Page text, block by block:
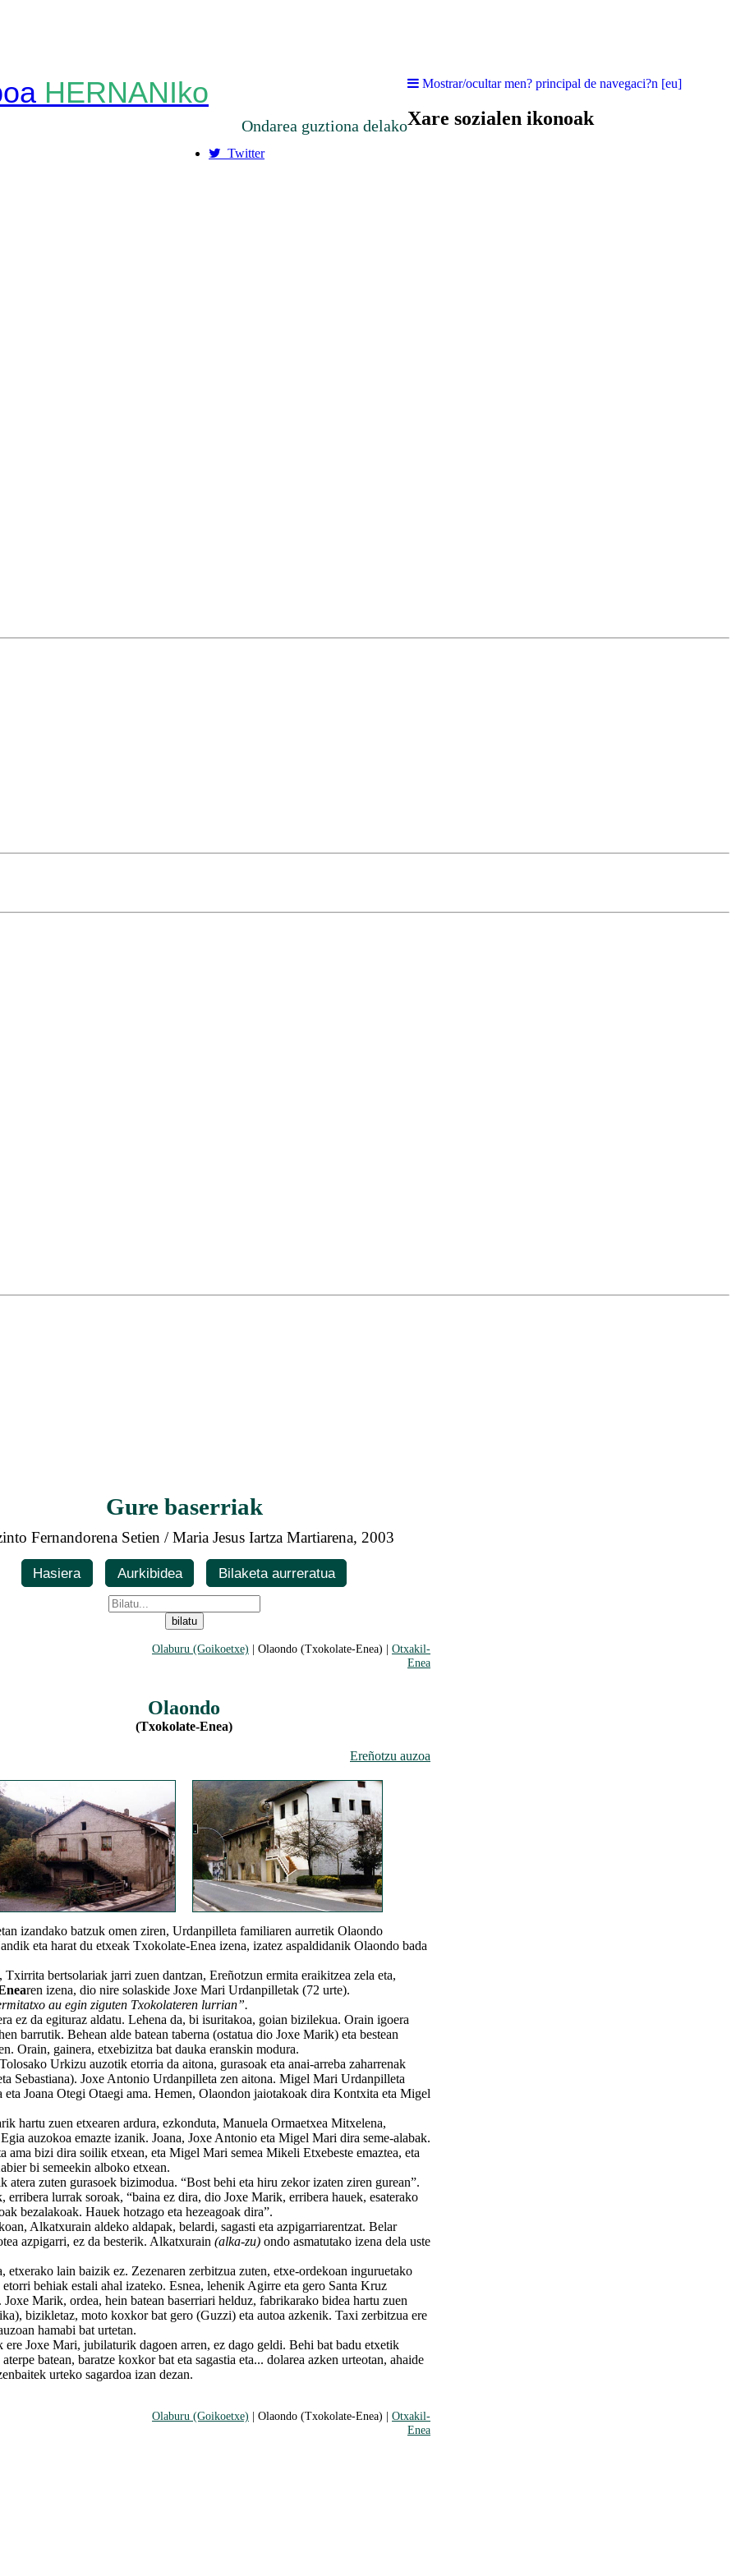
HERNANIko
Ondarea guztiona delako
Mostrar/ocultar men? principal de navegaci?n [eu]
Xare sozialen ikonoak
Twitter
Gure baserriak
Fernandorena Setien / Maria Jesus Iartza Martiarena, 2003
Hasiera Aurkibidea Bilaketa aurreratua
Olaburu (Goikoetxe) | Olaondo (Txokolate-Enea) | Otxakil-
Enea
Olaondo
(Txokolate-Enea)
Ereñotzu auzoa
izandako batzuk omen ziren, Urdanpilleta familiaren aurretik Olaondo
eta harat du etxeak Txokolate-Enea izena, izatez aspaldidanik Olaondo bada
bertsolariak jarri zuen dantzan, Ereñotzun ermita eraikitzea zela eta,
ren izena, dio nire solaskide Joxe Mari Urdanpilletak (72 urte).
au egin ziguten Txokolateren lurrian”.
da egituraz aldatu. Lehena da, bi isuritakoa, goian bizilekua. Orain igoera
barrutik. Behean alde batean taberna (ostatua dio Joxe Marik) eta bestean
Orain, gainera, etxebizitza bat dauka eranskin modura.
Urkizu auzotik etorria da aitona, gurasoak eta anai-arreba zaharrenak
Sebastiana). Joxe Antonio Urdanpilleta zen aitona. Migel Mari Urdanpilleta
eta Joana Otegi Otaegi ama. Hemen, Olaondon jaiotakoak dira Kontxita eta Migel
zuen etxearen ardura, ezkonduta, Manuela Ormaetxea Mitxelena,
auzokoa emazte izanik. Joana, Joxe Antonio eta Migel Mari dira seme-alabak.
ama bizi dira soilik etxean, eta Migel Mari semea Mikeli Etxebeste emaztea, eta
bi semeekin alboko etxean.
zuten gurasoek bizimodua. “Bost behi eta hiru zekor izaten ziren gurean”.
erribera lurrak soroak, “baina ez dira, dio Joxe Marik, erribera hauek, esaterako
bezalakoak. Hauek hotzago eta hezeagoak dira”.
Alkatxurain aldeko aldapak, belardi, sagasti eta azpigarriarentzat. Belar
azpigarri, ez da besterik. Alkatxurain (alka-zu) ondo asmatutako izena dela uste
lain baizik ez. Zezenaren zerbitzua zuten, etxe-ordekoan inguruetako
etorri behiak estali ahal izateko. Esnea, lehenik Agirre eta gero Santa Kruz
Joxe Marik, ordea, hein batean baserriari helduz, fabrikarako bidea hartu zuen
bizikletaz, moto koxkor bat gero (Guzzi) eta autoa azkenik. Taxi zerbitzua ere
hamabi bat urtetan.
Joxe Mari, jubilaturik dagoen arren, ez dago geldi. Behi bat badu etxetik
batean, baratze koxkor bat eta sagastia eta... dolarea azken urteotan, ahaide
urteko sagardoa izan dezan.
Olaburu (Goikoetxe) | Olaondo (Txokolate-Enea) | Otxakil-
Enea